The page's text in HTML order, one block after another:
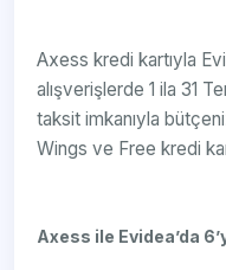
Axess kredi kartıyla
alışverişlerde 1 ila 31
taksit imkanıyla
Wings ve Free kredi
Axess ile Evidea’da